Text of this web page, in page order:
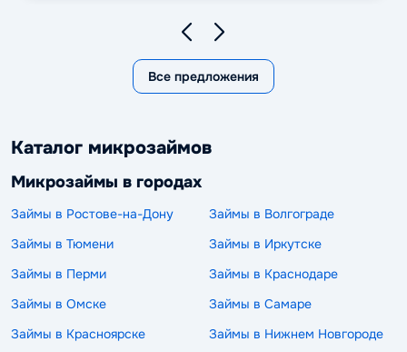
Все предложения
Каталог микрозаймов
Микрозаймы в городах
Займы в Ростове-на-Дону
Займы в Волгограде
Займы в Тюмени
Займы в Иркутске
Займы в Перми
Займы в Краснодаре
Займы в Омске
Займы в Самаре
Займы в Красноярске
Займы в Нижнем Новгороде